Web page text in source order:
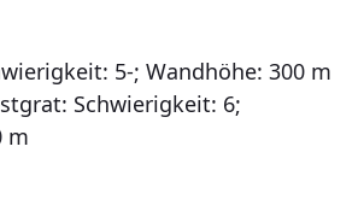
5-; Wandhöhe: 300 m
Schwierigkeit: 6;
m